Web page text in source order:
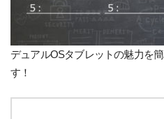
デュアルOSタブレットの魅力を
す！